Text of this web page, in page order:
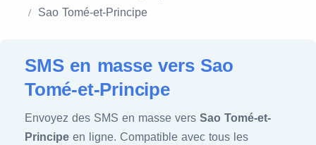
Sao Tomé-et-Principe
SMS en masse vers Sao
Tomé-et-Principe
Envoyez des SMS en masse vers Sao Tomé-et-
Principe en ligne. Compatible avec tous les